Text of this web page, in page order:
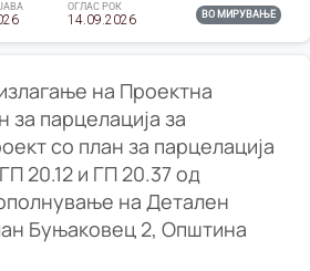
ОГЛАС РОК
14.09.2026 ВО МИРУВАЊЕ
на Проектна
за парцелација за
со план за парцелација
20.12 и ГП 20.37 од
на Детален
Буњаковец 2, Општина